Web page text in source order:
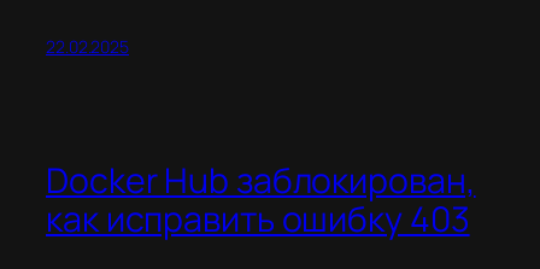
22.02.2025
Docker Hub заблокирован,
как исправить ошибку 403